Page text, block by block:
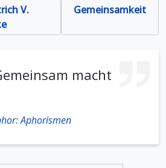
V.
Gemeinsamkeit
macht
Aphorismen